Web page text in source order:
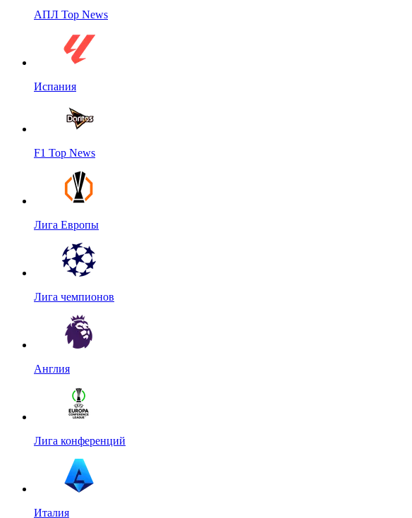
АПЛ Top News
Испания
F1 Top News
Лига Европы
Лига чемпионов
Англия
Лига конференций
Италия